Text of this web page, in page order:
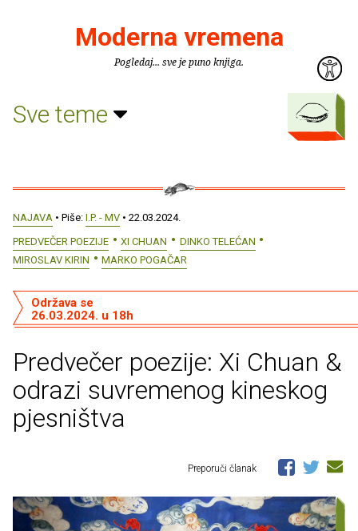
Moderna vremena
Pogledaj... sve je puno knjiga.
Sve teme
NAJAVA • Piše: I.P. - MV • 22.03.2024.
PREDVEČER POEZIJE
XI CHUAN
DINKO TELEĆAN
MIROSLAV KIRIN
MARKO POGAČAR
Predvečer poezije: Xi Chuan &
odrazi suvremenog kineskog
pjesništva
Održava se
26.03.2024. u 18h
Preporuči članak